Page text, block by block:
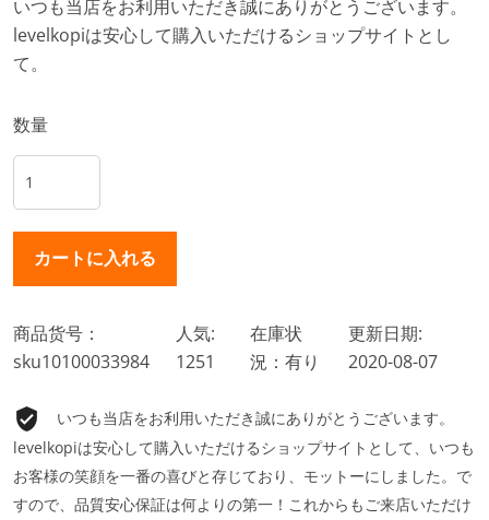
いつも当店をお利用いただき誠にありがとうございます。
levelkopiは安心して購入いただけるショップサイトとし
て。
数量
商品货号：
sku10100033984
人気:
1251
在庫状
況：有り
更新日期:
2020-08-07
いつも当店をお利用いただき誠にありがとうございます。
levelkopiは安心して購入いただけるショップサイトとして、いつも
お客様の笑顔を一番の喜びと存じており、モットーにしました。で
すので、品質安心保証は何よりの第一！これからもご来店いただけ